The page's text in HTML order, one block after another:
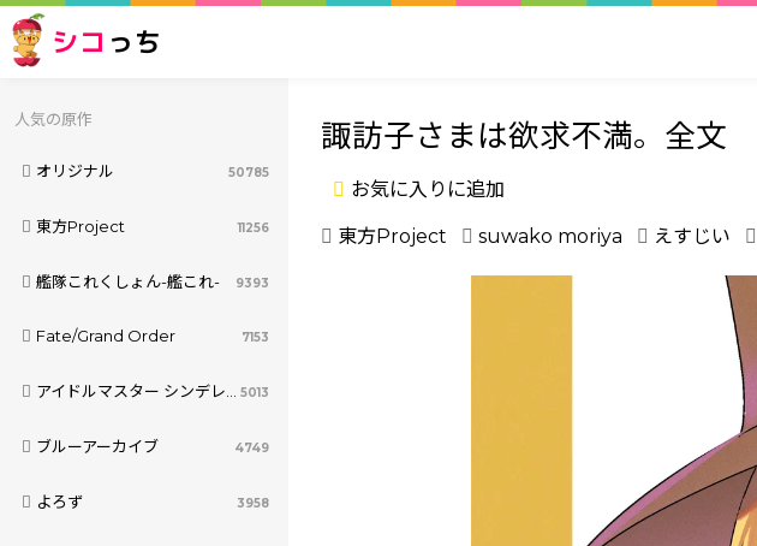
シコ っち
人気の原作
オリジナル 50785
東方Project 11256
艦隊これくしょん-艦これ- 9393
Fate/Grand Order 7153
アイドルマスター シンデレラガールズ 5013
ブルーアーカイブ 4749
よろず 3958
諏訪子さまは欲求不満。全文
お気に入りに追加
東方Project suwako moriya えすじい